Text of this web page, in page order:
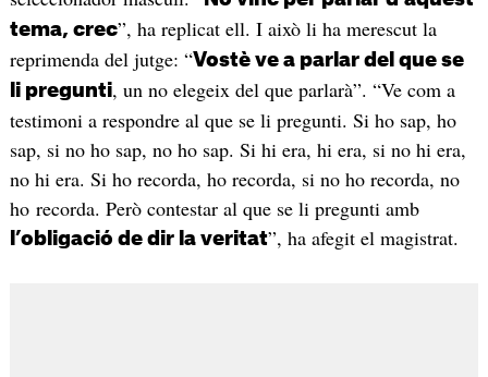
tema, crec”, ha replicat ell. I això li ha merescut la
reprimenda del jutge: “Vostè ve a parlar del que se
li pregunti, un no elegeix del que parlarà”. “Ve com a
testimoni a respondre al que se li pregunti. Si ho sap, ho
sap, si no ho sap, no ho sap. Si hi era, hi era, si no hi era,
no hi era. Si ho recorda, ho recorda, si no ho recorda, no
ho recorda. Però contestar al que se li pregunti amb
l’obligació de dir la veritat”, ha afegit el magistrat.